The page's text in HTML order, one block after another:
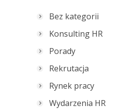
Bez kategorii
Konsulting HR
Porady
Rekrutacja
Rynek pracy
Wydarzenia HR